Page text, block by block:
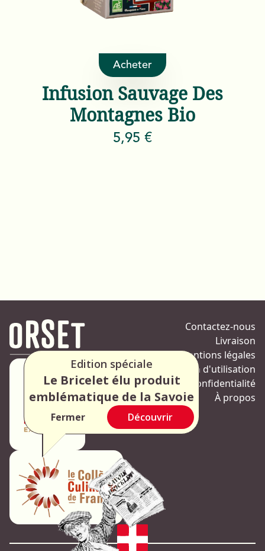
Edition spéciale
Le Bricelet élu produit
emblématique de la Savoie
Fermer Découvrir
Acheter
Infusion Sauvage Des
Montagnes Bio
5,95 €
Contactez-nous
Livraison
Mentions légales
Condition d'utilisation
Politique de confidentialité
À propos